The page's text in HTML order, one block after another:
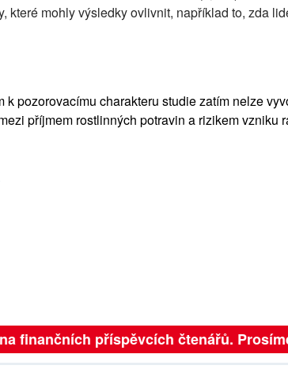
které mohly výsledky ovlivnit, například to, zda
pozorovacímu charakteru studie zatím nelze
příjmem rostlinných potravin a rizikem vzniku
finančních příspěvcích čtenářů.